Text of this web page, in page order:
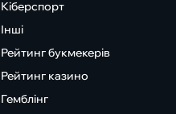
Кіберспорт
Інші
Рейтинг букмекерів
Рейтинг казино
Гемблінг